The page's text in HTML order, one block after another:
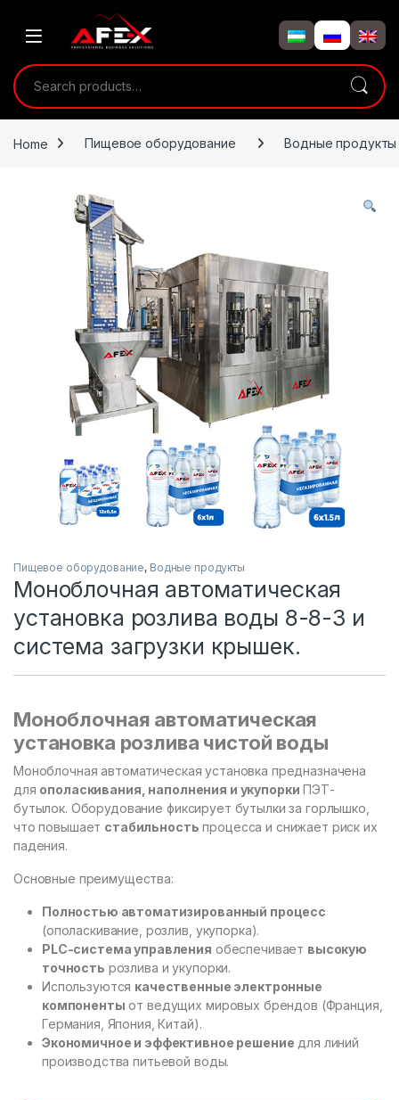
Search for:
Home Пищевое оборудование Водные продукты
Пищевое оборудование, Водные продукты
Моноблочная автоматическая
установка розлива воды 8-8-3 и
система загрузки крышек.
Моноблочная автоматическая
установка розлива чистой воды
Моноблочная автоматическая установка предназначена
для ополаскивания, наполнения и укупорки ПЭТ-
бутылок. Оборудование фиксирует бутылки за горлышко,
что повышает стабильность процесса и снижает риск их
падения.
Основные преимущества:
Полностью автоматизированный процесс
(ополаскивание, розлив, укупорка).
PLC-система управления обеспечивает высокую
точность розлива и укупорки.
Используются качественные электронные
компоненты от ведущих мировых брендов (Франция,
Германия, Япония, Китай).
Экономичное и эффективное решение для линий
производства питьевой воды.